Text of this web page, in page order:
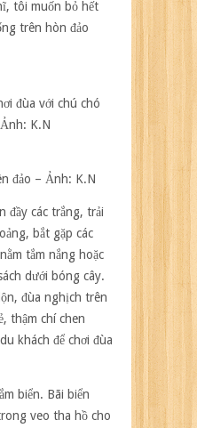
tôi muốn bỏ hết
trên hòn đảo
đùa với chú chó
K.N
đảo – Ảnh: K.N
đầy các trắng, trải
bắt gặp các
tắm nắng hoặc
dưới bóng cây.
đùa nghịch trên
thậm chí chen
khách để chơi đùa
biển. Bãi biển
veo tha hồ cho